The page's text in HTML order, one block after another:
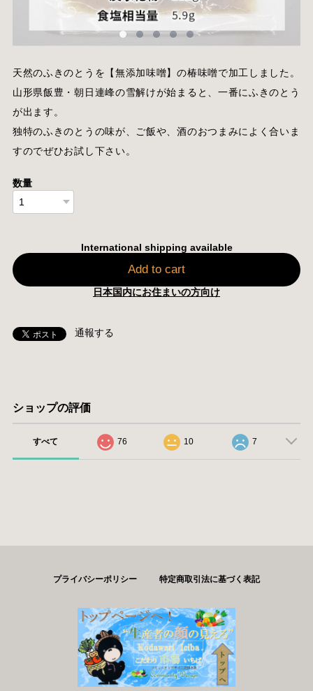
天然のふきのとうを【無添加味噌】の椿味噌で加工しました。
山形県飯豊・朝日連峰の雪解けが始まると、一番にふきのとう
が出ます。
独特のふきのとうの味が、ご飯や、酒のおつまみによく合いま
すのでぜひお試し下さい。
数量
International shipping available
Add to cart
日本国内にお住まいの方向け
通報する
ショップの評価
すべて 76 10 7
プライバシーポリシー 特定商取引法に基づく表記